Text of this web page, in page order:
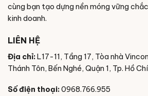
cùng bạn tạo dựng nền móng vững
kinh doanh.
LIÊN HỆ
Địa chỉ:L17-11, Tầng 17, Tòa nhà
Thánh Tôn, Bến Nghé, Quận 1, Tp. Hồ
Số điện thoại:0968.766.955